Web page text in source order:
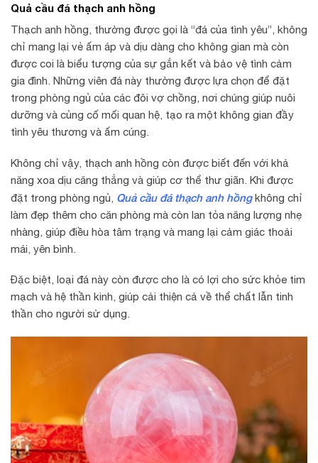
Quả cầu đá thạch anh hồng
Thạch anh hồng, thường được gọi là “đá của tình yêu”, không
chỉ mang lại vẻ ấm áp và dịu dàng cho không gian mà còn
được coi là biểu tượng của sự gắn kết và bảo vệ tình cảm
gia đình. Những viên đá này thường được lựa chọn để đặt
trong phòng ngủ của các đôi vợ chồng, nơi chúng giúp nuôi
dưỡng và củng cố mối quan hệ, tạo ra một không gian đầy
tình yêu thương và ấm cúng.
Không chỉ vậy, thạch anh hồng còn được biết đến với khả
năng xoa dịu căng thẳng và giúp cơ thể thư giãn. Khi được
đặt trong phòng ngủ, Quả cầu đá thạch anh hồngkhông chỉ
làm đẹp thêm cho căn phòng mà còn lan tỏa năng lượng nhẹ
nhàng, giúp điều hòa tâm trạng và mang lại cảm giác thoải
mái, yên bình.
Đặc biệt, loại đá này còn được cho là có lợi cho sức khỏe tim
mạch và hệ thần kinh, giúp cải thiện cả về thể chất lẫn tinh
thần cho người sử dụng.